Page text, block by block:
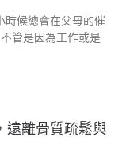
時候總會在父母的催
管是因為工作或是
遠離骨質疏鬆與